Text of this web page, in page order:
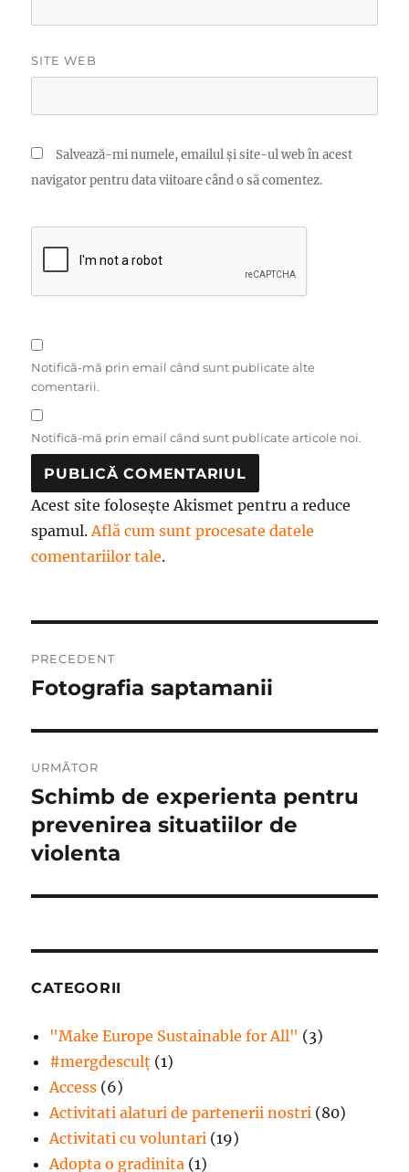
SITE WEB
Salvează-mi numele, emailul și site-ul web în acest
navigator pentru data viitoare când o să comentez.
Notifică-mă prin email când sunt publicate alte
comentarii.
Notifică-mă prin email când sunt publicate articole noi.
Acest site folosește Akismet pentru a reduce
spamul.Află cum sunt procesate datele
comentariilor tale.
în
PRECEDENT
Articolul
Fotografia saptamanii
URMĂTOR
Articolul
următor:
Schimb de experienta pentru
prevenirea situatiilor de
violenta
CATEGORII
"Make Europe Sustainable for All" (3)
#mergdesculţ (1)
Access (6)
Activitati alaturi de partenerii nostri (80)
Activitati cu voluntari (19)
Adopta o gradinita (1)